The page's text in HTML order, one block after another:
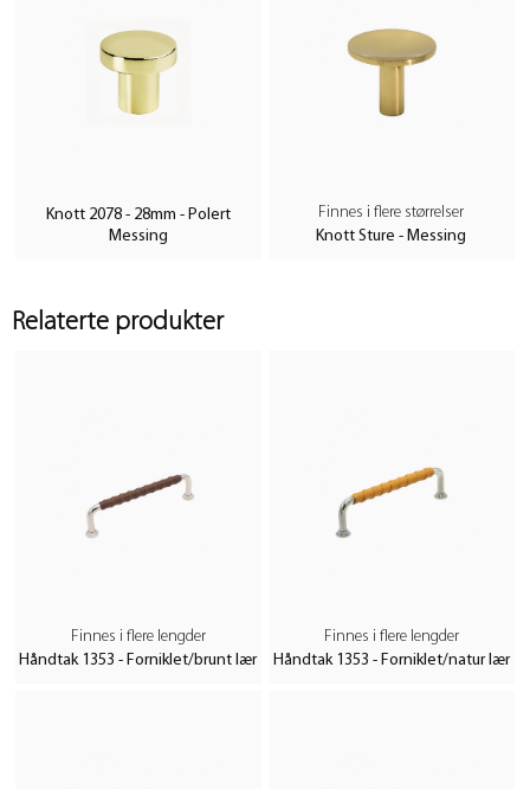
Knott 2078 - 28mm - Polert
Messing
Finnes i flere størrelser
Knott Sture - Messing
Relaterte produkter
Finnes i flere lengder
Håndtak 1353 - Forniklet/brunt lær
Finnes i flere lengder
Håndtak 1353 - Forniklet/natur lær